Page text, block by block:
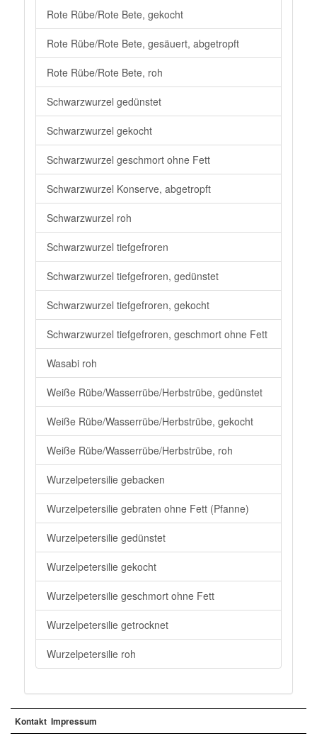
Rote Rübe/Rote Bete, gekocht
Rote Rübe/Rote Bete, gesäuert, abgetropft
Rote Rübe/Rote Bete, roh
Schwarzwurzel gedünstet
Schwarzwurzel gekocht
Schwarzwurzel geschmort ohne Fett
Schwarzwurzel Konserve, abgetropft
Schwarzwurzel roh
Schwarzwurzel tiefgefroren
Schwarzwurzel tiefgefroren, gedünstet
Schwarzwurzel tiefgefroren, gekocht
Schwarzwurzel tiefgefroren, geschmort ohne Fett
Wasabi roh
Weiße Rübe/Wasserrübe/Herbstrübe, gedünstet
Weiße Rübe/Wasserrübe/Herbstrübe, gekocht
Weiße Rübe/Wasserrübe/Herbstrübe, roh
Wurzelpetersilie gebacken
Wurzelpetersilie gebraten ohne Fett (Pfanne)
Wurzelpetersilie gedünstet
Wurzelpetersilie gekocht
Wurzelpetersilie geschmort ohne Fett
Wurzelpetersilie getrocknet
Wurzelpetersilie roh
Kontakt Impressum